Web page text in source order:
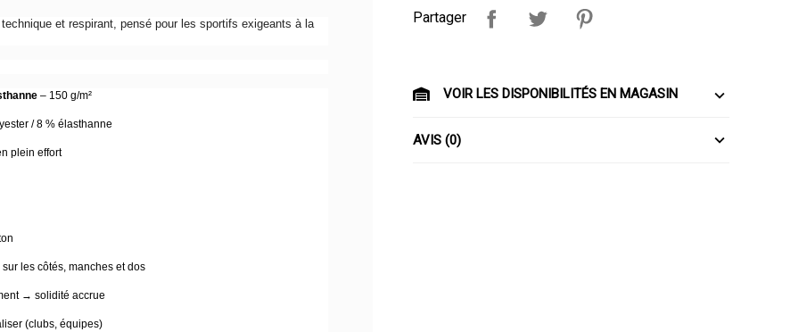
et respirant, pensé pour les sportifs exigeants à la
– 150 g/m²
/ 8 % élasthanne
plein effort
sur les côtés, manches et dos
→ solidité accrue
(clubs, équipes)
Partager
VOIR LES DISPONIBILITÉS EN MAGASIN
AVIS (0)